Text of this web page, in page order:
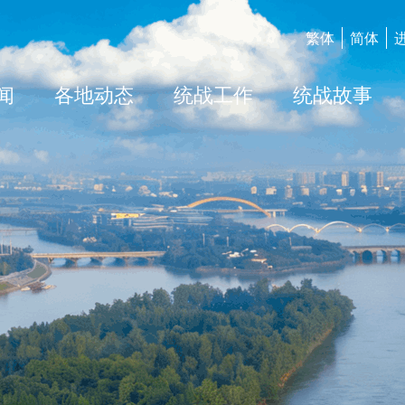
繁体 简体
各地动态 统战工作 统战故事